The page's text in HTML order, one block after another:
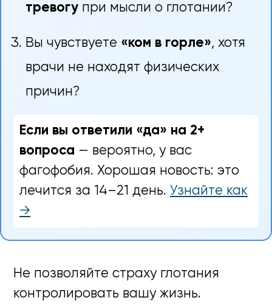
тревогу при мысли о глотании?
Вы чувствуете «ком в горле», хотя
врачи не находят физических
причин?
Если вы ответили «да» на 2+
вопроса — вероятно, у вас
фагофобия. Хорошая новость: это
лечится за 14–21 день. Узнайте как
→
Не позволяйте страху глотания
контролировать вашу жизнь.